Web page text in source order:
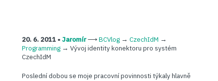
20. 6. 2011 • Jaromír⟶BCVlog→ CzechIdM →
Programming→ Vývoj identity konektoru pro systém
CzechIdM
Poslední dobou se moje pracovní povinnosti týkaly hlavně